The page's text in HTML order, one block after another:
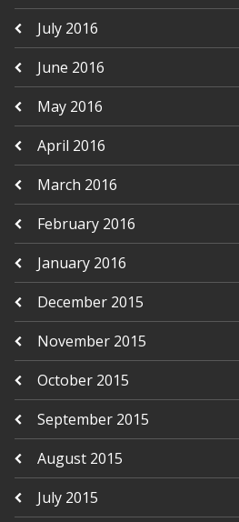
July 2016
June 2016
May 2016
April 2016
March 2016
February 2016
January 2016
December 2015
November 2015
October 2015
September 2015
August 2015
July 2015